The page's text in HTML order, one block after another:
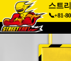
스트
📞+81-